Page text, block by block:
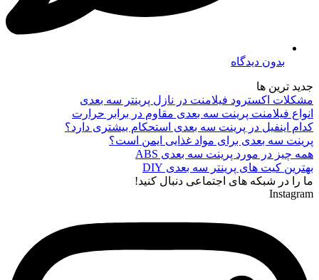
بدون دیدگاه
جدید ترین ها
مشکلات اکسترود فیلامنت در نازل پرینتر سه بعدی
انواع فیلامنت پرینت سه بعدی مقاوم در برابر حرارت
کدام اینفیل در پرینت سه بعدی استحکام بیشتری دارد؟
پرینت سه بعدی برای مواد غذایی ایمن است؟
همه چیز در مورد پرینت سه بعدی ABS
بهترین کیت های پرینتر سه بعدی DIY
ما را در شبکه های اجتماعی دنبال کنید!
Instagram